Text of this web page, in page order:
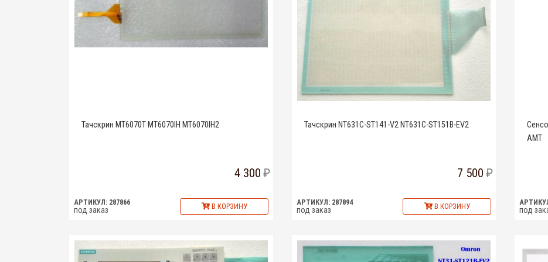
Тачскрин MT6070T MT6070IH MT6070IH2
4 300
АРТИКУЛ: 287866
под заказ В КОРЗИНУ
Тачскрин NT631C-ST141-V2 NT631C-ST151B-EV2
7 500
АРТИКУЛ: 287894
под заказ В КОРЗИНУ
AMT
под